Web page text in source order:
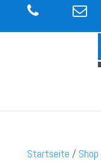
Startseite / Shop